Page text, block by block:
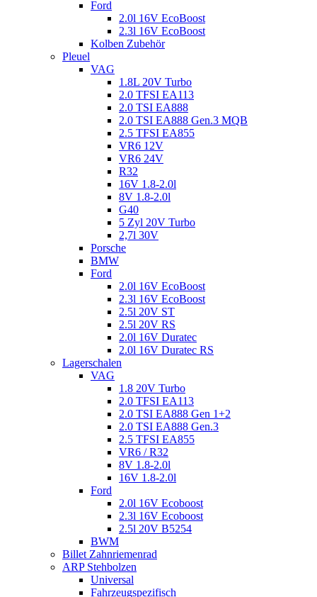
Ford
2.0l 16V EcoBoost
2.3l 16V EcoBoost
Kolben Zubehör
Pleuel
VAG
1.8L 20V Turbo
2.0 TFSI EA113
2.0 TSI EA888
2.0 TSI EA888 Gen.3 MQB
2.5 TFSI EA855
VR6 12V
VR6 24V
R32
16V 1.8-2.0l
8V 1.8-2.0l
G40
5 Zyl 20V Turbo
2,7l 30V
Porsche
BMW
Ford
2.0l 16V EcoBoost
2.3l 16V EcoBoost
2.5l 20V ST
2.5l 20V RS
2.0l 16V Duratec
2.0l 16V Duratec RS
Lagerschalen
VAG
1.8 20V Turbo
2.0 TFSI EA113
2.0 TSI EA888 Gen 1+2
2.0 TSI EA888 Gen.3
2.5 TFSI EA855
VR6 / R32
8V 1.8-2.0l
16V 1.8-2.0l
Ford
2.0l 16V Ecoboost
2.3l 16V Ecoboost
2.5l 20V B5254
BWM
Billet Zahnriemenrad
ARP Stehbolzen
Universal
Fahrzeugspezifisch